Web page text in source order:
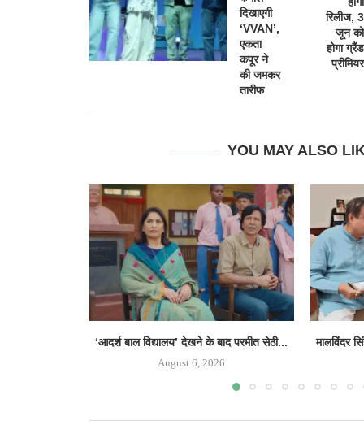
दिखाएगी
‘VVAN’,
एकता
कपूर ने
की जमकर
तारीफ
रिलीज, 3
जून को
होगा ग्रैंड
प्रीमियर
YOU MAY ALSO
‘आदर्श बाल विद्यालय’ देखने के बाद परमीत सेठी...
August 6, 2026
मालविंदर